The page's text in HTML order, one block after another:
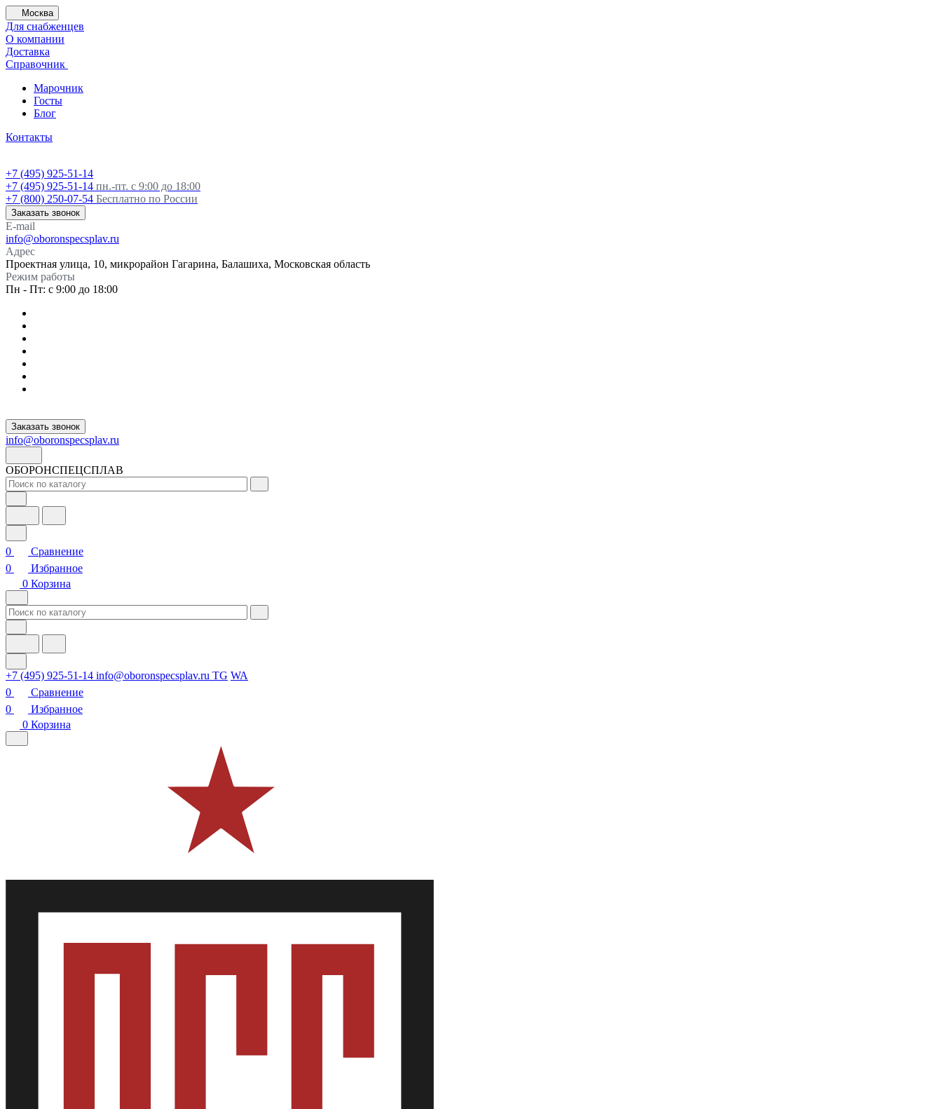
Москва
Для снабженцев
О компании
Доставка
Справочник
Марочник
Госты
Блог
Контакты
+7 (495) 925-51-14
+7 (495) 925-51-14 пн.-пт. с 9:00 до 18:00
+7 (800) 250-07-54 Бесплатно по России
Заказать звонок
E-mail
info@oboronspecsplav.ru
Адрес
Проектная улица, 10, микрорайон Гагарина, Балашиха, Московская область
Режим работы
Пн - Пт: с 9:00 до 18:00
Заказать звонок
info@oboronspecsplav.ru
ОБОРОНСПЕЦСПЛАВ
0
Сравнение
0
Избранное
0 Корзина
+7 (495) 925-51-14 info@oboronspecsplav.ru TG WA
0
Сравнение
0
Избранное
0 Корзина